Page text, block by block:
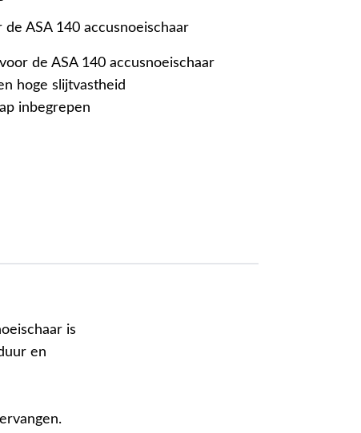
ASA 140 accusnoeischaar
de ASA 140 accusnoeischaar
hoge slijtvastheid
inbegrepen
is
en